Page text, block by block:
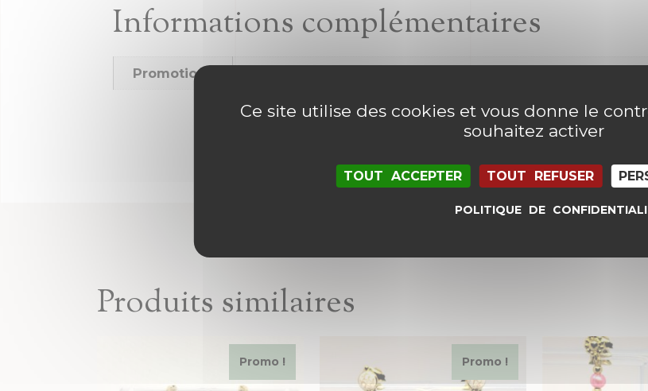
Informations complémentaires
Promotions
Produits similaires
Promo ! Promo !
Ce site utilise des cookies et vous donne le
souhaitez activer
TOUT ACCEPTER TOUT REFUSER
POLITIQUE DE